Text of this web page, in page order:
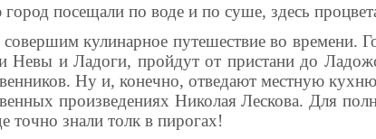
посещали по воде и по суше, здесь
кулинарное путешествие во времени.
Невы и Ладоги, пройдут от пристани до
Ну и, конечно, отведают местную
произведениях Николая Лескова. Для
точно знали толк в пирогах!